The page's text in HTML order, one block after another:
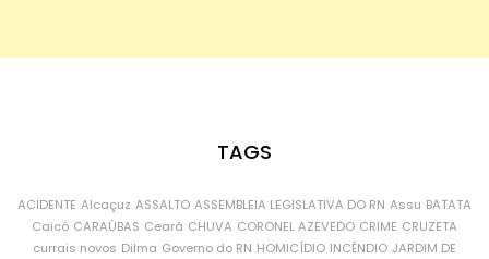
TAGS
ACIDENTE Alcaçuz ASSALTO ASSEMBLEIA LEGISLATIVA DO RN Assu BATATA
Caicó CARAÚBAS Ceará CHUVA CORONEL AZEVEDO CRIME CRUZETA
currais novos Dilma Governo do RN HOMICÍDIO INCÊNDIO JARDIM DE